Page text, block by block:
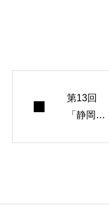
第13回
「静岡の